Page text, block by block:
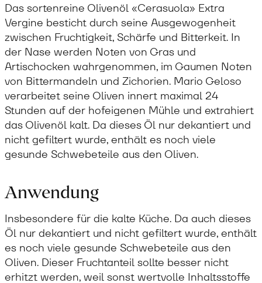
Das sortenreine Olivenöl «Cerasuola» Extra
Vergine besticht durch seine Ausgewogenheit
zwischen Fruchtigkeit, Schärfe und Bitterkeit. In
der Nase werden Noten von Gras und
Artischocken wahrgenommen, im Gaumen Noten
von Bittermandeln und Zichorien. Mario Geloso
verarbeitet seine Oliven innert maximal 24
Stunden auf der hofeigenen Mühle und extrahiert
das Olivenöl kalt. Da dieses Öl nur dekantiert und
nicht gefiltert wurde, enthält es noch viele
gesunde Schwebeteile aus den Oliven.
Anwendung
Insbesondere für die kalte Küche. Da auch dieses
Öl nur dekantiert und nicht gefiltert wurde, enthält
es noch viele gesunde Schwebeteile aus den
Oliven. Dieser Fruchtanteil sollte besser nicht
erhitzt werden, weil sonst wertvolle Inhaltsstoffe